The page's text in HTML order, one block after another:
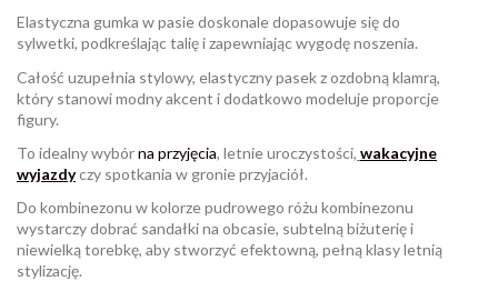
Elastyczna gumka w pasie doskonale dopasowuje się do
sylwetki, podkreślając talię i zapewniając wygodę noszenia.
Całość uzupełnia stylowy, elastyczny pasek z ozdobną klamrą,
który stanowi modny akcent i dodatkowo modeluje proporcje
figury.
To idealny wybórna przyjęcia, letnie uroczystości, wakacyjne
wyjazdyczy spotkania w gronie przyjaciół.
Do kombinezonu w kolorze pudrowego różu kombinezonu
wystarczy dobrać sandałki na obcasie, subtelną biżuterię i
niewielką torebkę, aby stworzyć efektowną, pełną klasy letnią
stylizację.